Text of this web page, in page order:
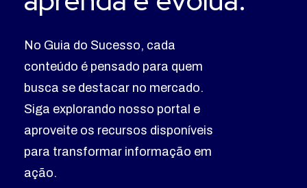
No Guia do Sucesso, cada
conteúdo é pensado para quem
busca se destacar no mercado.
Siga explorando nosso portal e
aproveite os recursos disponíveis
para transformar informação em
ação.